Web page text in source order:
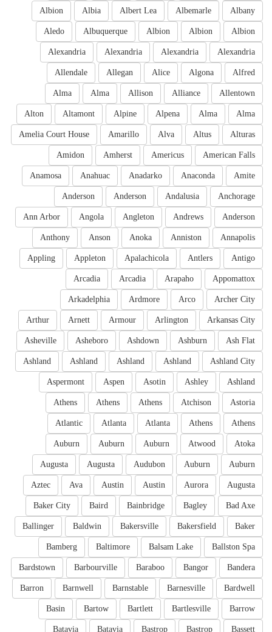
Albany
Albemarle
Albert Lea
Albia
Albion
Albion
Albion
Albion
Albuquerque
Aledo
Alexandria
Alexandria
Alexandria
Alexandria
Alfred
Algona
Alice
Allegan
Allendale
Allentown
Alliance
Allison
Alma
Alma
Alma
Alma
Alpena
Alpine
Altamont
Alton
Alturas
Altus
Alva
Amarillo
Amelia Court House
American Falls
Americus
Amherst
Amidon
Amite
Anaconda
Anadarko
Anahuac
Anamosa
Anchorage
Andalusia
Anderson
Anderson
Anderson
Andrews
Angleton
Angola
Ann Arbor
Annapolis
Anniston
Anoka
Anson
Anthony
Antigo
Antlers
Apalachicola
Appleton
Appling
Appomattox
Arapaho
Arcadia
Arcadia
Archer City
Arco
Ardmore
Arkadelphia
Arkansas City
Arlington
Armour
Arnett
Arthur
Ash Flat
Ashburn
Ashdown
Asheboro
Asheville
Ashland City
Ashland
Ashland
Ashland
Ashland
Ashland
Ashley
Asotin
Aspen
Aspermont
Astoria
Atchison
Athens
Athens
Athens
Athens
Athens
Atlanta
Atlanta
Atlantic
Atoka
Atwood
Auburn
Auburn
Auburn
Auburn
Auburn
Audubon
Augusta
Augusta
Augusta
Aurora
Austin
Austin
Ava
Aztec
Bad Axe
Bagley
Bainbridge
Baird
Baker City
Baker
Bakersfield
Bakersville
Baldwin
Ballinger
Ballston Spa
Balsam Lake
Baltimore
Bamberg
Bandera
Bangor
Baraboo
Barbourville
Bardstown
Bardwell
Barnesville
Barnstable
Barnwell
Barron
Barrow
Bartlesville
Bartlett
Bartow
Basin
Bassett
Bastrop
Bastrop
Batavia
Batavia